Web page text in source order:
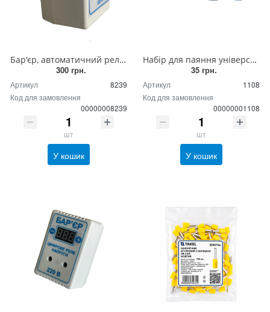
Бар'єр, автоматичний реле вимикач, захист для холодильника
300 грн.
Артикул
8239
Код для замовлення
00000008239
шт
У кошик
Набір для паяння універсальний
35 грн.
Артикул
1108
Код для замовлення
00000001108
шт
У кошик